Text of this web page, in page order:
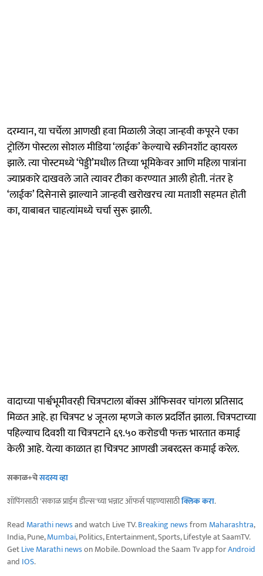
दरम्यान, या चर्चेला आणखी हवा मिळाली जेव्हा जान्हवी कपूरने एका
ट्रोलिंग पोस्टला सोशल मीडिया ‘लाईक’ केल्याचे स्क्रीनशॉट व्हायरल
झाले. त्या पोस्टमध्ये ‘पेड्डी’मधील तिच्या भूमिकेवर आणि महिला पात्रांना
ज्याप्रकारे दाखवले जाते त्यावर टीका करण्यात आली होती. नंतर हे
‘लाईक’ दिसेनासे झाल्याने जान्हवी खरोखरच त्या मताशी सहमत होती
का, याबाबत चाहत्यांमध्ये चर्चा सुरू झाली.
वादाच्या पार्श्वभूमीवरही चित्रपटाला बॉक्स ऑफिसवर चांगला प्रतिसाद
मिळत आहे. हा चित्रपट ४ जूनला म्हणजे काल प्रदर्शित झाला. चित्रपटाच्या
पहिल्याच दिवशी या चित्रपटाने ६९.५० करोडची फक्त भारतात कमाई
केली आहे. येत्या काळात हा चित्रपट आणखी जबरदस्त कमाई करेल.
सकाळ+चेसदस्य व्हा
शॉपिंगसाठी 'सकाळ प्राईम डील्स'च्या भन्नाट ऑफर्स पाहण्यासाठीक्लिक करा.
Read Marathi newsand watch Live TV.Breaking newsfrom Maharashtra,
India, Pune,Mumbai, Politics, Entertainment, Sports, Lifestyle at SaamTV.
GetLive Marathi newson Mobile. Download the Saam Tv app forAndroid
and IOS.